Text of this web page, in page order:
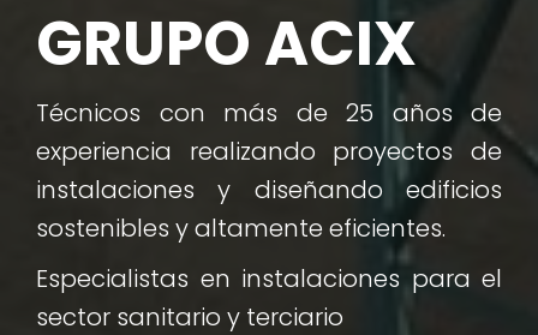
GRUPO ACIX
Técnicos con más de 25 años de
experiencia realizando proyectos de
instalaciones y diseñando edificios
sostenibles y altamente eficientes.
Especialistas en instalaciones para el
sector sanitario y terciario